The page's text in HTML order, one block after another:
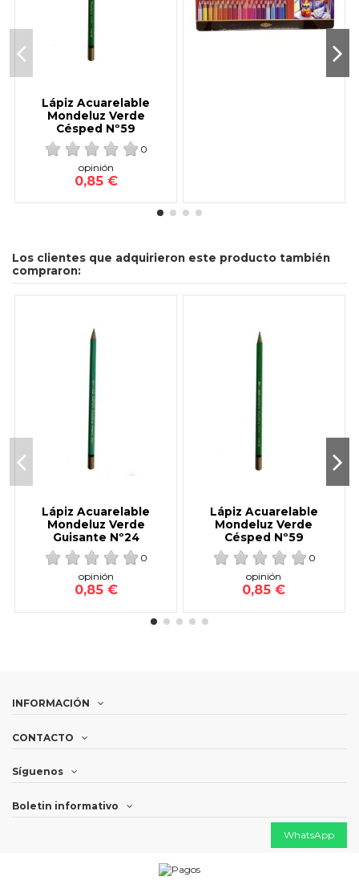
Lápiz Acuarelable
Mondeluz Verde
Césped Nº59
0
opinión
0,85 €
Los clientes que adquirieron este producto también
compraron:
Lápiz Acuarelable
Mondeluz Verde
Guisante Nº24
0
opinión
0,85 €
Lápiz Acuarelable
Mondeluz Verde
Césped Nº59
0
opinión
0,85 €
INFORMACIÓN
CONTACTO
WhatsApp
Síguenos
Boletin informativo